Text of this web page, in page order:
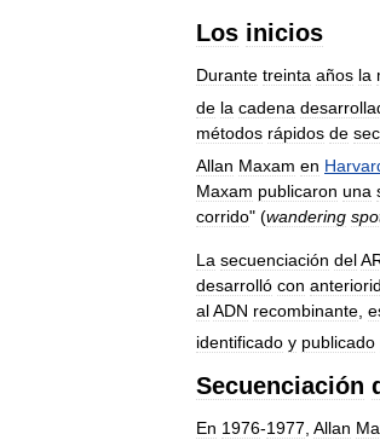
Los inicios
Durante treinta años la
de la cadena
métodos rápidos de
Allan Maxam en
Maxam publicaron una
corrido" (wandering
La secuenciación del
desarrolló con
alADN recombinante
identificado y publicado
Secuenciación
En 1976-1977, Allan